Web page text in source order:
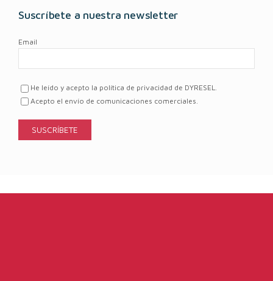
Suscríbete a nuestra newsletter
Email
He leído y acepto la política de privacidad de DYRESEL.
Acepto el envío de comunicaciones comerciales.